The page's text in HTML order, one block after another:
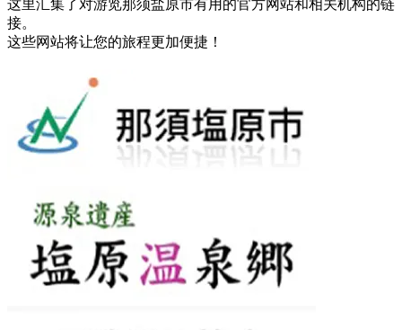
这里汇集了对游览那须盐原市有用的官方网站和相关机构的链
接。
这些网站将让您的旅程更加便捷！